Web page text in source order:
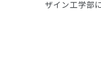
幅と奥行きを
ザイン工学部